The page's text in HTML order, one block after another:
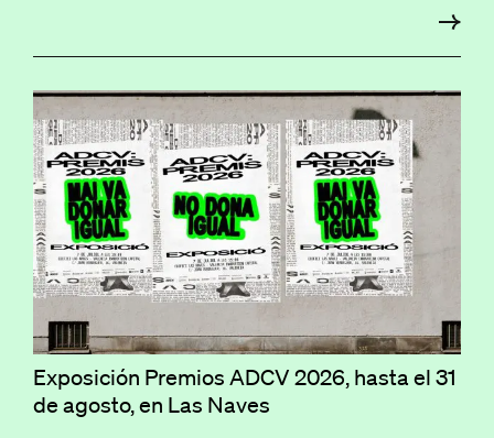
Exposición Premios ADCV 2026, hasta el 31
de agosto, en Las Naves